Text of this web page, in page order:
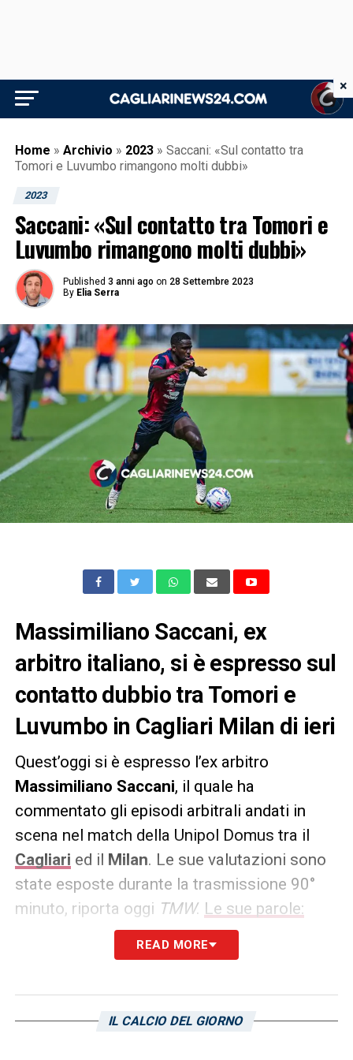
Home » Archivio » 2023 » Saccani: «Sul contatto tra
Tomori e Luvumbo rimangono molti dubbi»
2023
Saccani: «Sul contatto tra Tomori e
Luvumbo rimangono molti dubbi»
Published 3 anni ago on 28 Settembre 2023
By Elia Serra
Massimiliano Saccani, ex
arbitro italiano, si è espresso sul
contatto dubbio tra Tomori e
Luvumbo in Cagliari Milan di ieri
Quest’oggi si è espresso l’ex arbitro
Massimiliano Saccani, il quale ha
commentato gli episodi arbitrali andati in
scena nel match della Unipol Domus tra il
Cagliari ed il Milan. Le sue valutazioni sono
state esposte durante la trasmissione 90°
minuto, riporta oggi TMW. Le sue parole:
«Un paio di contestazioni, una per parte e
L’arbitro è La Penna. Al 3′ un contatto in area
di rigore del Cagliari tra Chukweze e
READ MORE
IL CALCIO DEL GIORNO
×